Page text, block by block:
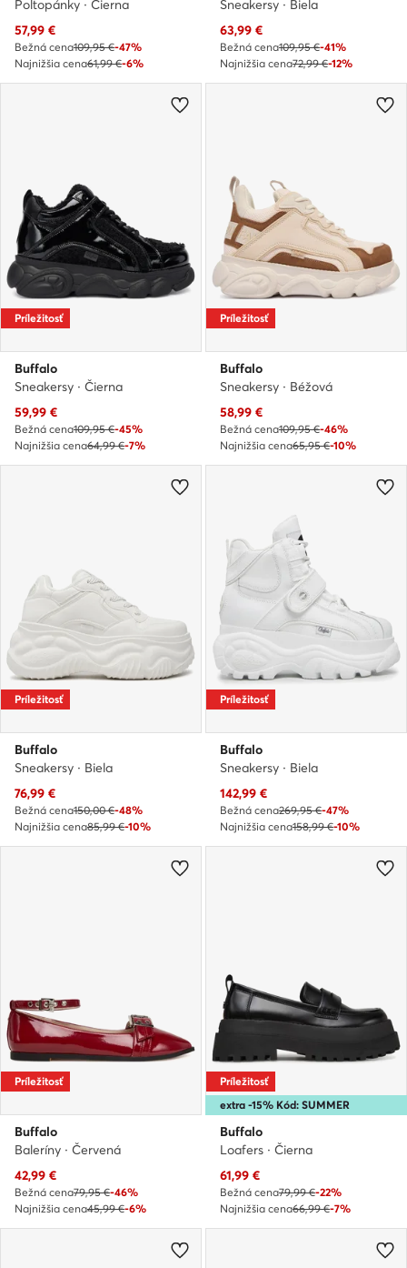
Poltopánky · Čierna
Aktuálna cena
57,99 €
Bežná cena109,95 €-47%
Najnižšia cena61,99 €-6%
Sneakersy · Biela
Aktuálna cena
63,99 €
Bežná cena109,95 €-41%
Najnižšia cena72,99 €-12%
Príležitosť
Buffalo
Sneakersy · Čierna
Aktuálna cena
59,99 €
Bežná cena109,95 €-45%
Najnižšia cena64,99 €-7%
Príležitosť
Buffalo
Sneakersy · Béžová
Aktuálna cena
58,99 €
Bežná cena109,95 €-46%
Najnižšia cena65,95 €-10%
Príležitosť
Buffalo
Sneakersy · Biela
Aktuálna cena
76,99 €
Bežná cena150,00 €-48%
Najnižšia cena85,99 €-10%
Príležitosť
Buffalo
Sneakersy · Biela
Aktuálna cena
142,99 €
Bežná cena269,95 €-47%
Najnižšia cena158,99 €-10%
Príležitosť
Buffalo
Baleríny · Červená
Aktuálna cena
42,99 €
Bežná cena79,95 €-46%
Najnižšia cena45,99 €-6%
extra -15% Kód: SUMMER
Príležitosť
Buffalo
Loafers · Čierna
Aktuálna cena
61,99 €
Bežná cena79,99 €-22%
Najnižšia cena66,99 €-7%